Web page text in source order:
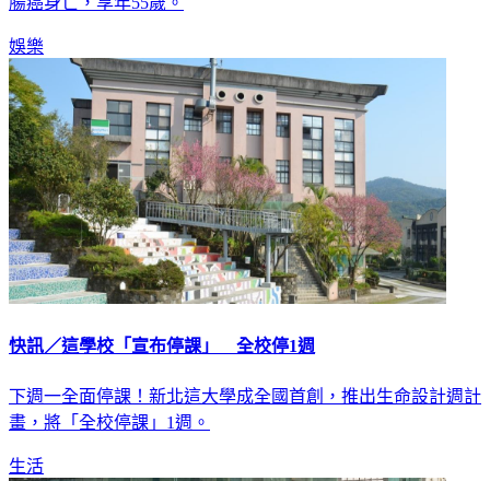
娛樂
快訊／這學校「宣布停課」 全校停1週
下週一全面停課！新北這大學成全國首創，推出生命設計週計
畫，將「全校停課」1週。
生活